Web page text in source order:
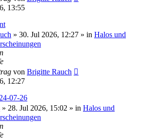
13:55
» 30. Jul 2026, 12:27 » in Halos und
von Brigitte Rauch
12:27
07-26
» 28. Jul 2026, 15:02 » in Halos und